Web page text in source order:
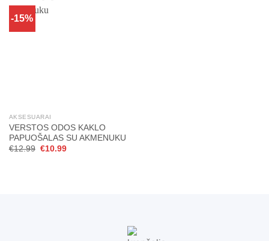
-15%
AKSESUARAI
VERSTOS ODOS KAKLO
PAPUOŠALAS SU AKMENUKU
€12.99 Original
€10.99Current